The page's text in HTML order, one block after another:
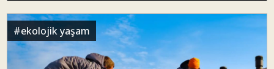
#ekolojik yaşam